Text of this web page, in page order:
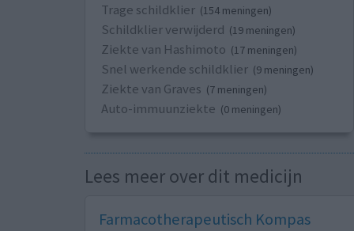
Trage schildklier (154 meningen)
Schildklier verwijderd (19 meningen)
Ziekte van Hashimoto (17 meningen)
Snel werkende schildklier (9 meningen)
Ziekte van Graves (7 meningen)
Auto-immuunziekte (0 meningen)
Lees meer over dit medicijn
Farmacotherapeutisch Kompas